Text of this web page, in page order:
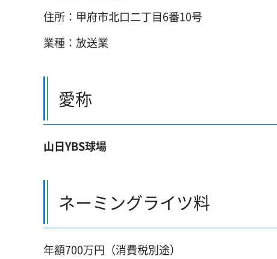
住所：甲府市北口二丁目6番10号
業種：放送業
愛称
山日YBS球場
ネーミングライツ料
年額700万円（消費税別途）